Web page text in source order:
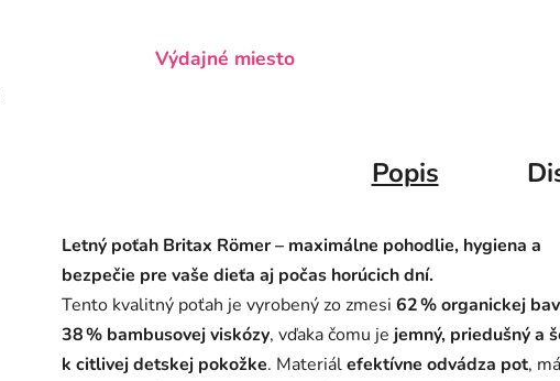
Výdajné miesto
Popis
Letný poťah Britax Römer – maximálne pohodlie, hygiena a
bezpečie pre vaše dieťa aj počas horúcich dní.
Tento kvalitný poťah je vyrobený zo zmesi 62 % organickej
38 % bambusovej viskózy, vďaka čomu je jemný, priedušný a
k citlivej detskej pokožke. Materiálefektívne odvádza pot, má